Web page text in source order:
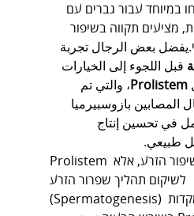
במיוחד עבור גברים עם
מציעים תקווה בשיפור
بعض الرجال تجربة
قبل اللجوء إلى الخيارات
Prolistem، والتي تم
المصابين بازوسبيرميا
في تحسين إنتاج
طبيعي.
Prolistem מיועד לא רק לשיפור הזרע, אלא
לשיקום תהליך שפרור הזרע
(Spermatogenesis) באשך, תוך התמקדות